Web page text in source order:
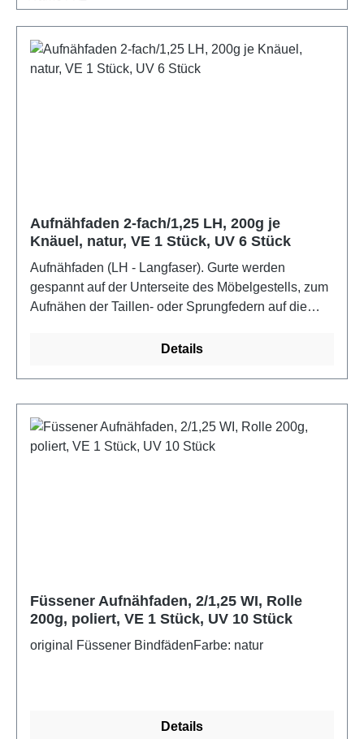
Aufnähfaden 2-fach/1,25 LH, 200g je
Knäuel, natur, VE 1 Stück, UV 6 Stück
Aufnähfaden (LH - Langfaser). Gurte werden
gespannt auf der Unterseite des Möbelgestells, zum
Aufnähen der Taillen- oder Sprungfedern auf die
Details
Füssener Aufnähfaden, 2/1,25 WI, Rolle
200g, poliert, VE 1 Stück, UV 10 Stück
original Füssener BindfädenFarbe: natur
Details